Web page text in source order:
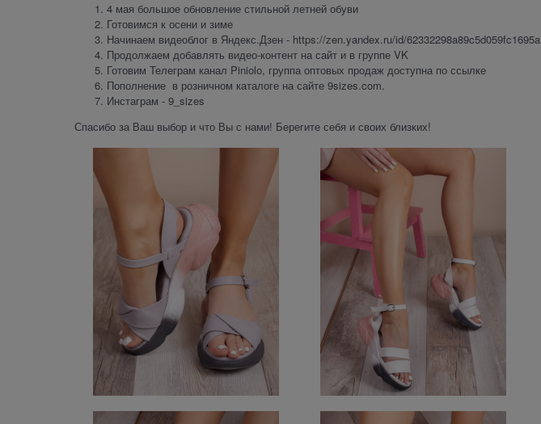
4 мая большое обновление стильной летней обуви
Готовимся к осени и зиме
Начинаем видеоблог в Яндекс.Дзен - https://zen.yandex.ru/id/62332298a89c5d059fc1695a
Продолжаем добавлять видео-контент на сайт и в группе VK
Готовим Телеграм канал Piniolo, группа оптовых продаж доступна по ссылке
Пополнение в розничном каталоге на сайте 9sizes.com.
Инстаграм - 9_sizes
Спасибо за Ваш выбор и что Вы с нами! Берегите себя и своих близких!